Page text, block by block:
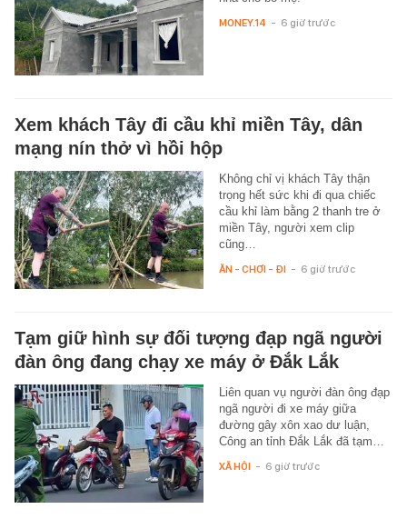
MONEY.14 - 6 giờ trước
Xem khách Tây đi cầu khỉ miền Tây, dân
mạng nín thở vì hồi hộp
Không chỉ vị khách Tây thận
trọng hết sức khi đi qua chiếc
cầu khỉ làm bằng 2 thanh tre ở
miền Tây, người xem clip
cũng…
ĂN - CHƠI - ĐI - 6 giờ trước
Tạm giữ hình sự đối tượng đạp ngã người
đàn ông đang chạy xe máy ở Đắk Lắk
Liên quan vụ người đàn ông đạp
ngã người đi xe máy giữa
đường gây xôn xao dư luận,
Công an tỉnh Đắk Lắk đã tạm…
XÃ HỘI - 6 giờ trước